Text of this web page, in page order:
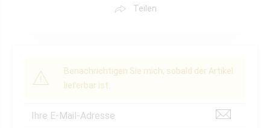
Teilen
Benachrichtigen Sie mich, sobald der Artikel
lieferbar ist.